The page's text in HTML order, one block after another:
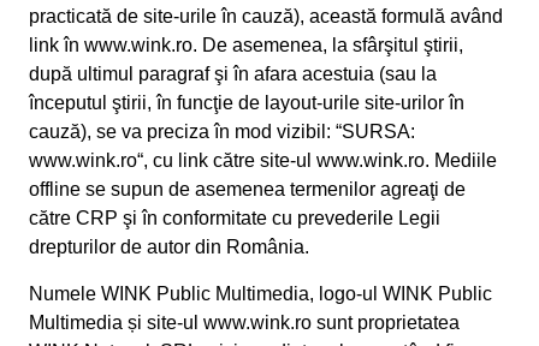
practicată de site-urile în cauză), această formulă având
link în www.wink.ro. De asemenea, la sfârşitul ştirii,
după ultimul paragraf şi în afara acestuia (sau la
începutul ştirii, în funcţie de layout-urile site-urilor în
cauză), se va preciza în mod vizibil: “SURSA:
www.wink.ro“, cu link către site-ul www.wink.ro. Mediile
offline se supun de asemenea termenilor agreaţi de
către CRP şi în conformitate cu prevederile Legii
drepturilor de autor din România.
Numele WINK Public Multimedia, logo-ul WINK Public
Multimedia și site-ul www.wink.ro sunt proprietatea